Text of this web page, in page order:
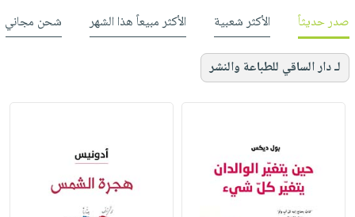
صدر حديثاً الأكثر شعبية الأكثر مبيعاً هذا الشهر شحن مجاني
لـ دار الساقي للطباعة والنشر